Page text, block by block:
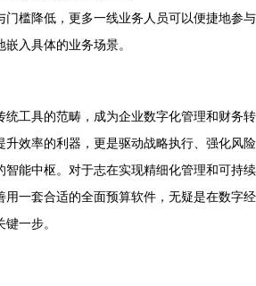
门槛降低，更多一线业务人员可以便捷地参与
入具体的业务场景。
统工具的范畴，成为企业数字化管理和财务转
升效率的利器，更是驱动战略执行、强化风险
智能中枢。对于志在实现精细化管理和可持续
用一套合适的全面预算软件，无疑是在数字经
一步。